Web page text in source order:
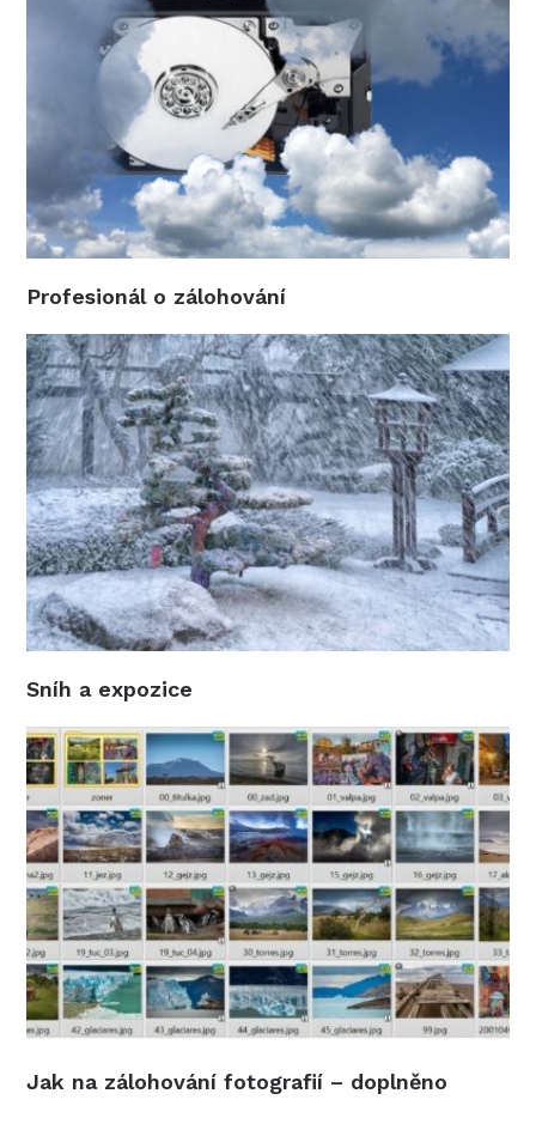
Profesionál o zálohování
Sníh a expozice
Jak na zálohování fotografií – doplněno